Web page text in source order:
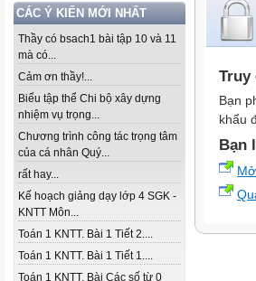
CÁC Ý KIẾN MỚI NHẤT
Thầy có bsach1 bài tập 10 và 11
mà có...
Cảm ơn thầy!...
Biểu tập thể Chi bộ xây dựng
nhiệm vụ trọng...
Chương trình công tác trọng tâm
của cá nhân Quý...
rất hay...
Kế hoạch giảng dạy lớp 4 SGK -
KNTT Môn...
Toán 1 KNTT. Bài 1 Tiết 2....
Toán 1 KNTT. Bài 1 Tiết 1....
Toán 1 KNTT. Bài Các số từ 0
Truy
Bạn
khẩu
Bạn